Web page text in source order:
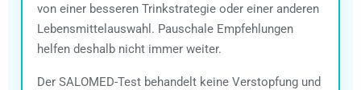
von einer besseren Trinkstrategie oder einer anderen
Lebensmittelauswahl. Pauschale Empfehlungen
helfen deshalb nicht immer weiter.
Der SALOMED-Test behandelt keine Verstopfung und